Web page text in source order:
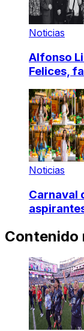
Noticias
Alfonso
Felices,
Noticias
Carnaval
Contenido